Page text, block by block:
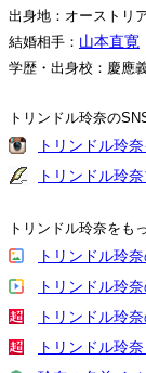
出身地：オーストリ
結婚相手： 山本直寛
学歴・出身校：慶應
トリンドル玲奈の
トリンドル玲
トリンドル玲
トリンドル玲奈をも
トリンドル玲
トリンドル玲
トリンドル玲
トリンドル玲